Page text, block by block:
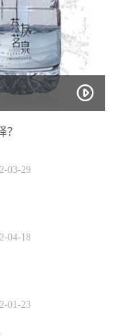
？
03-29
04-18
01-23